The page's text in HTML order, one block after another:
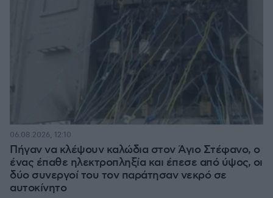
Πήγαν να κλέψουν καλώδια στον Άγιο Στέφανο, ο
ένας έπαθε ηλεκτροπληξία και έπεσε από ύψος, οι
δύο συνεργοί του τον παράτησαν νεκρό σε
αυτοκίνητο
06.08.2026, 12:10